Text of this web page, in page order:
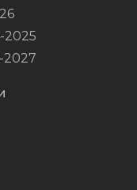
2025
2027